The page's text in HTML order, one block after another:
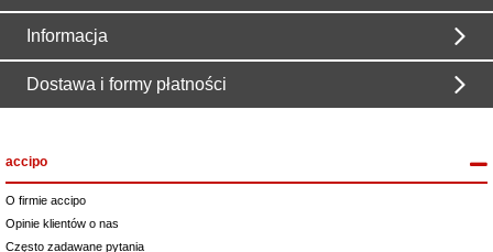
Informacja
Dostawa i formy płatności
accipo
O firmie accipo
Opinie klientów o nas
Często zadawane pytania